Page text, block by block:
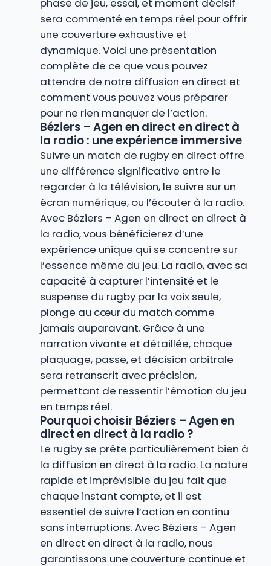
phase de jeu, essai, et moment décisif
sera commenté en temps réel pour offrir
une couverture exhaustive et
dynamique. Voici une présentation
complète de ce que vous pouvez
attendre de notre diffusion en direct et
comment vous pouvez vous préparer
pour ne rien manquer de l’action.
Béziers – Agen en direct en direct à
la radio : une expérience immersive
Suivre un match de rugby en direct offre
une différence significative entre le
regarder à la télévision, le suivre sur un
écran numérique, ou l’écouter à la radio.
Avec Béziers – Agen en direct en direct à
la radio, vous bénéficierez d’une
expérience unique qui se concentre sur
l’essence même du jeu. La radio, avec sa
capacité à capturer l’intensité et le
suspense du rugby par la voix seule,
plonge au cœur du match comme
jamais auparavant. Grâce à une
narration vivante et détaillée, chaque
plaquage, passe, et décision arbitrale
sera retranscrit avec précision,
permettant de ressentir l’émotion du jeu
en temps réel.
Pourquoi choisir Béziers – Agen en
direct en direct à la radio ?
Le rugby se prête particulièrement bien à
la diffusion en direct à la radio. La nature
rapide et imprévisible du jeu fait que
chaque instant compte, et il est
essentiel de suivre l’action en continu
sans interruptions. Avec Béziers – Agen
en direct en direct à la radio, nous
garantissons une couverture continue et